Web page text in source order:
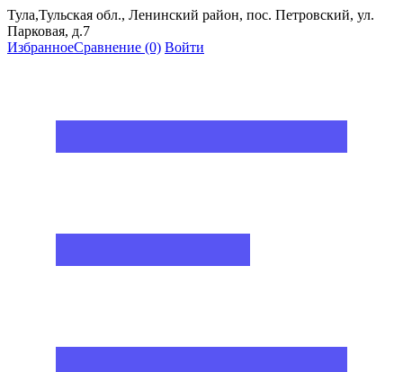
Тула,Тульская обл., Ленинский район, пос. Петровский, ул.
Парковая, д.7
ИзбранноеСравнение (0) Войти